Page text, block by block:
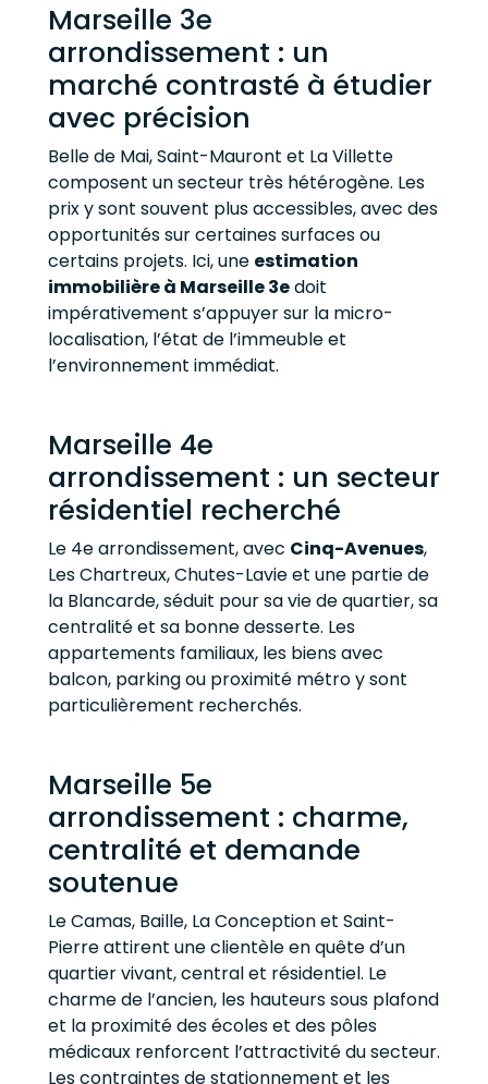
Marseille 3e
arrondissement : un
marché contrasté à étudier
avec précision
Belle de Mai, Saint-Mauront et La Villette
composent un secteur très hétérogène. Les
prix y sont souvent plus accessibles, avec des
opportunités sur certaines surfaces ou
certains projets. Ici, une estimation
immobilière à Marseille 3edoit
impérativement s’appuyer sur la micro-
localisation, l’état de l’immeuble et
l’environnement immédiat.
Marseille 4e
arrondissement : un secteur
résidentiel recherché
Le 4e arrondissement, avec Cinq-Avenues,
Les Chartreux, Chutes-Lavie et une partie de
la Blancarde, séduit pour sa vie de quartier, sa
centralité et sa bonne desserte. Les
appartements familiaux, les biens avec
balcon, parking ou proximité métro y sont
particulièrement recherchés.
Marseille 5e
arrondissement : charme,
centralité et demande
soutenue
Le Camas, Baille, La Conception et Saint-
Pierre attirent une clientèle en quête d’un
quartier vivant, central et résidentiel. Le
charme de l’ancien, les hauteurs sous plafond
et la proximité des écoles et des pôles
médicaux renforcent l’attractivité du secteur.
Les contraintes de stationnement et les